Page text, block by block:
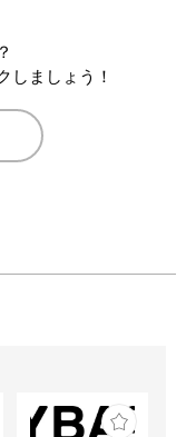
しましょう！